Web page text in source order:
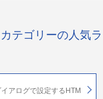
テゴリーの人気ラ
アログで設定するHTM